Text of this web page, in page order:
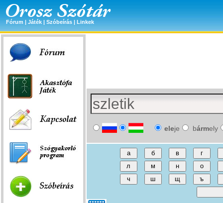
Fórum | Játék | Szóbeírás | Linkek
eleje bármely